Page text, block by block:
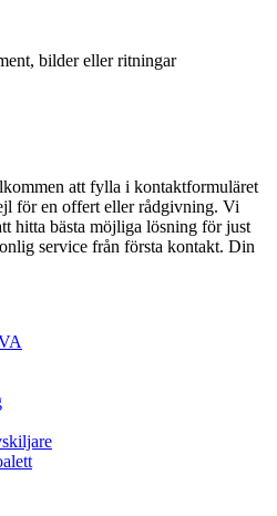
bilder eller ritningar
att fylla i kontaktformuläret
för en offert eller rådgivning. Vi
hitta bästa möjliga lösning för just
service från första kontakt. Din